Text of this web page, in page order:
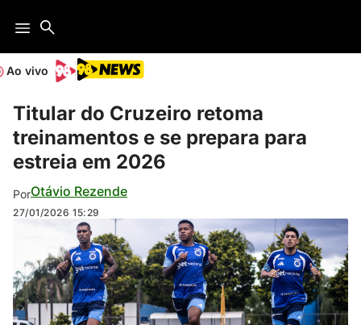
Ao vivo
Titular do Cruzeiro retoma
treinamentos e se prepara para
estreia em 2026
PorOtávio Rezende
27/01/2026 15:29